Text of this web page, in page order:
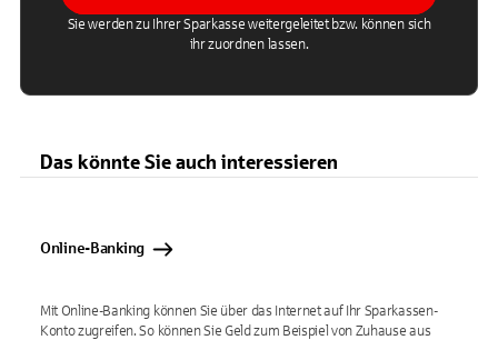
Sie werden zu Ihrer Sparkasse weitergeleitet bzw. können sich
ihr zuordnen lassen.
Das könnte Sie auch interessieren
Online-Banking
Mit Online-Banking können Sie über das Internet auf Ihr Sparkassen-
Konto zugreifen. So können Sie Geld zum Beispiel von Zuhause aus